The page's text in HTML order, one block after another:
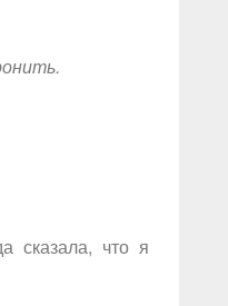
сказала, что я